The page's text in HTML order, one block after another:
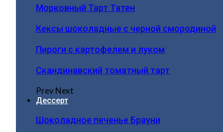
Морковный Тарт Татен
Кексы шоколадные с черной смородиной
Пироги c картофелем и луком
Скандинавский томатный тарт
PrevNext
Дессерт
Шоколадное печенье Брауни